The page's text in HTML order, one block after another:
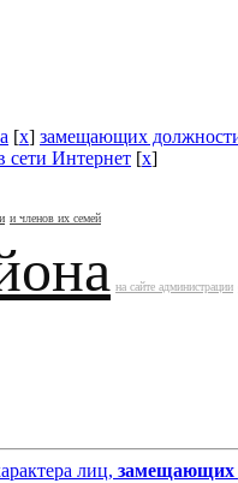
[x] замещающих
сети Интернет [x]
и членов их семей
на сайте администрации
лиц, замещающих